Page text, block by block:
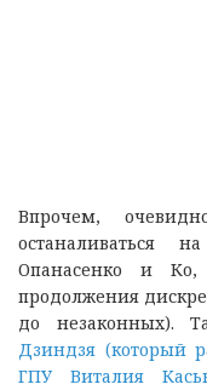
Впрочем,
останаливаться
Опанасенко и Ко,
продолжения
до незаконных).
Дзиндзя (который
ГПУ Виталия